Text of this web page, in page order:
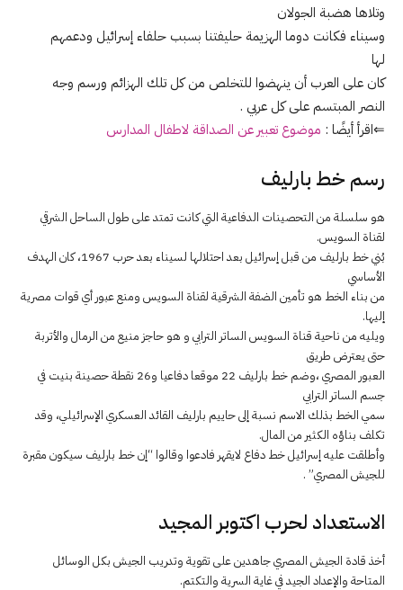
وتلاها هضبة الجولان
وسيناء فكانت دوما الهزيمة حليفتنا بسبب حلفاء إسرائيل ودعمهم
لها
كان على العرب أن ينهضوا للتخلص من كل تلك الهزائم ورسم وجه
النصر المبتسم على كل عربي .
⇐اقرأ أيضًا : موضوع تعبير عن الصداقة لاطفال المدارس
رسم خط بارليف
هو سلسلة من التحصينات الدفاعية التي كانت تمتد على طول الساحل الشرقي
لقناة السويس.
بُني خط بارليف من قبل إسرائيل بعد احتلالها لسيناء بعد حرب 1967، كان الهدف
الأساسي
من بناء الخط هو تأمين الضفة الشرقية لقناة السويس ومنع عبور أي قوات مصرية
إليها.
ويليه من ناحية قناة السويس الساتر الترابي و هو حاجز منيع من الرمال والأتربة
حتى يعترض طريق
العبور المصري ،وضم خط بارليف 22 موقعا دفاعيا و26 نقطة حصينة بنيت في
جسم الساتر الترابي
سمي الخط بذلك الاسم نسبة إلى حاييم بارليف القائد العسكري الإسرائيلي، وقد
تكلف بناؤه الكثير من المال.
وأطلقت عليه إسرائيل خط دفاع لايقهر فادعوا وقالوا “إن خط بارليف سيكون مقبرة
للجيش المصري” .
الاستعداد لحرب اكتوبر المجيد
أخذ قادة الجيش المصري جاهدين على تقوية وتدريب الجيش بكل الوسائل
المتاحة والإعداد الجيد في غاية السرية والتكتم.